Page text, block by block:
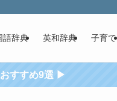
語辞典 英和辞典 子育て
すすめ9選 ▶